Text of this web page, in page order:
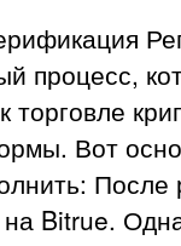
процесс,
торговле
Вот
на Bitrue.